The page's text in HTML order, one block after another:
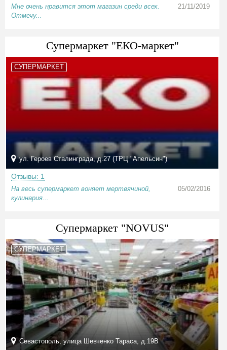
Мне очень нравится этот магазин среди всех.
Отмечу...
21/11/2019
Супермаркет "ЕКО-маркет"
СУПЕРМАРКЕТ
ул. Героев Сталинграда, д.27 (ТРЦ "Апельсин")
Отзывы: 1
На весь супермаркет воняет мертвячиной,
кулинария...
05/02/2016
Супермаркет "NOVUS"
СУПЕРМАРКЕТ
Севастополь, улица Шевченко Тараса, д.19В